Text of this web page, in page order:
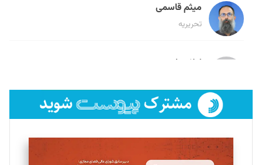
میثم قاسمی
تحریریه
لیلا حنارود
فائزه فتحی رستمی
تحریریه